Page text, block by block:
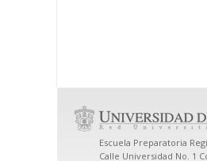
Escuela Preparatoria
Calle Universidad No. 1